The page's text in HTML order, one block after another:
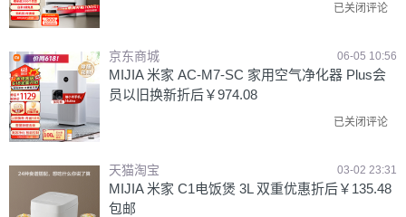
已关闭评论
京东商城 06-05 10:56
MIJIA 米家 AC-M7-SC 家用空气净化器 Plus会
员以旧换新折后￥974.08
已关闭评论
天猫淘宝 03-02 23:31
MIJIA 米家 C1电饭煲 3L 双重优惠折后￥135.48
包邮